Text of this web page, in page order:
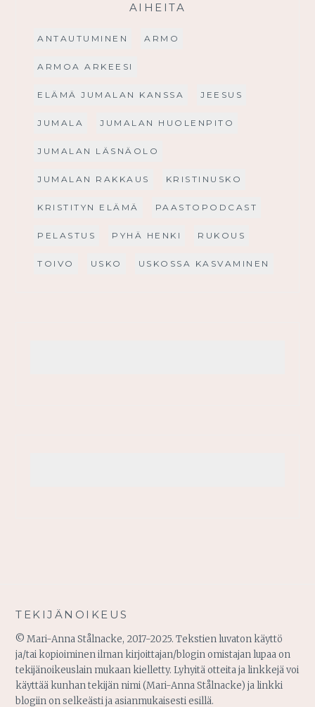
AIHEITA
ANTAUTUMINEN ARMO
ARMOA ARKEESI
ELÄMÄ JUMALAN KANSSA JEESUS
JUMALA JUMALAN HUOLENPITO
JUMALAN LÄSNÄOLO
JUMALAN RAKKAUS KRISTINUSKO
KRISTITYN ELÄMÄ PAASTOPODCAST
PELASTUS PYHÄ HENKI RUKOUS
TOIVO USKO USKOSSA KASVAMINEN
TEKIJÄNOIKEUS
© Mari-Anna Stålnacke, 2017-2025. Tekstien luvaton käyttö
ja/tai kopioiminen ilman kirjoittajan/blogin omistajan lupaa on
tekijänoikeuslain mukaan kielletty. Lyhyitä otteita ja linkkejä voi
käyttää kunhan tekijän nimi (Mari-Anna Stålnacke) ja linkki
blogiin on selkeästi ja asianmukaisesti esillä.